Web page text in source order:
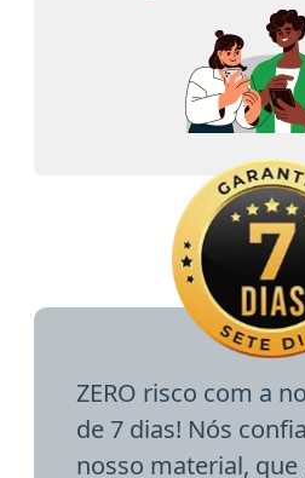
ZERO risco com a
de 7 dias! Nós
nosso material,